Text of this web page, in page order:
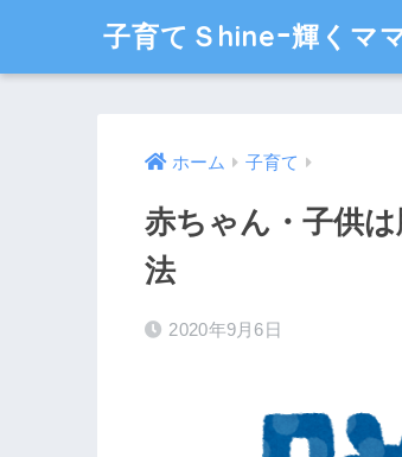
子育てＳhineｰ輝くマ
ホーム 子育て
赤ちゃん・子供
法
2020年9月6日